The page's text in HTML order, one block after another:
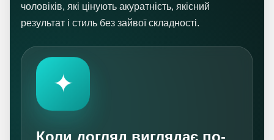
чоловіків, які цінують акуратність, якісний
результат і стиль без зайвої складності.
✦